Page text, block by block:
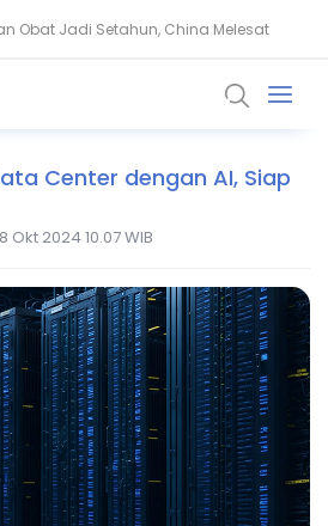
Obat Jadi Setahun, China Melesat
Source untuk Perkuat Keamanan Siber
Center dengan AI, Siap
Okt 2024 10.07 WIB